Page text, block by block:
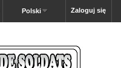
Zaloguj się
Polski